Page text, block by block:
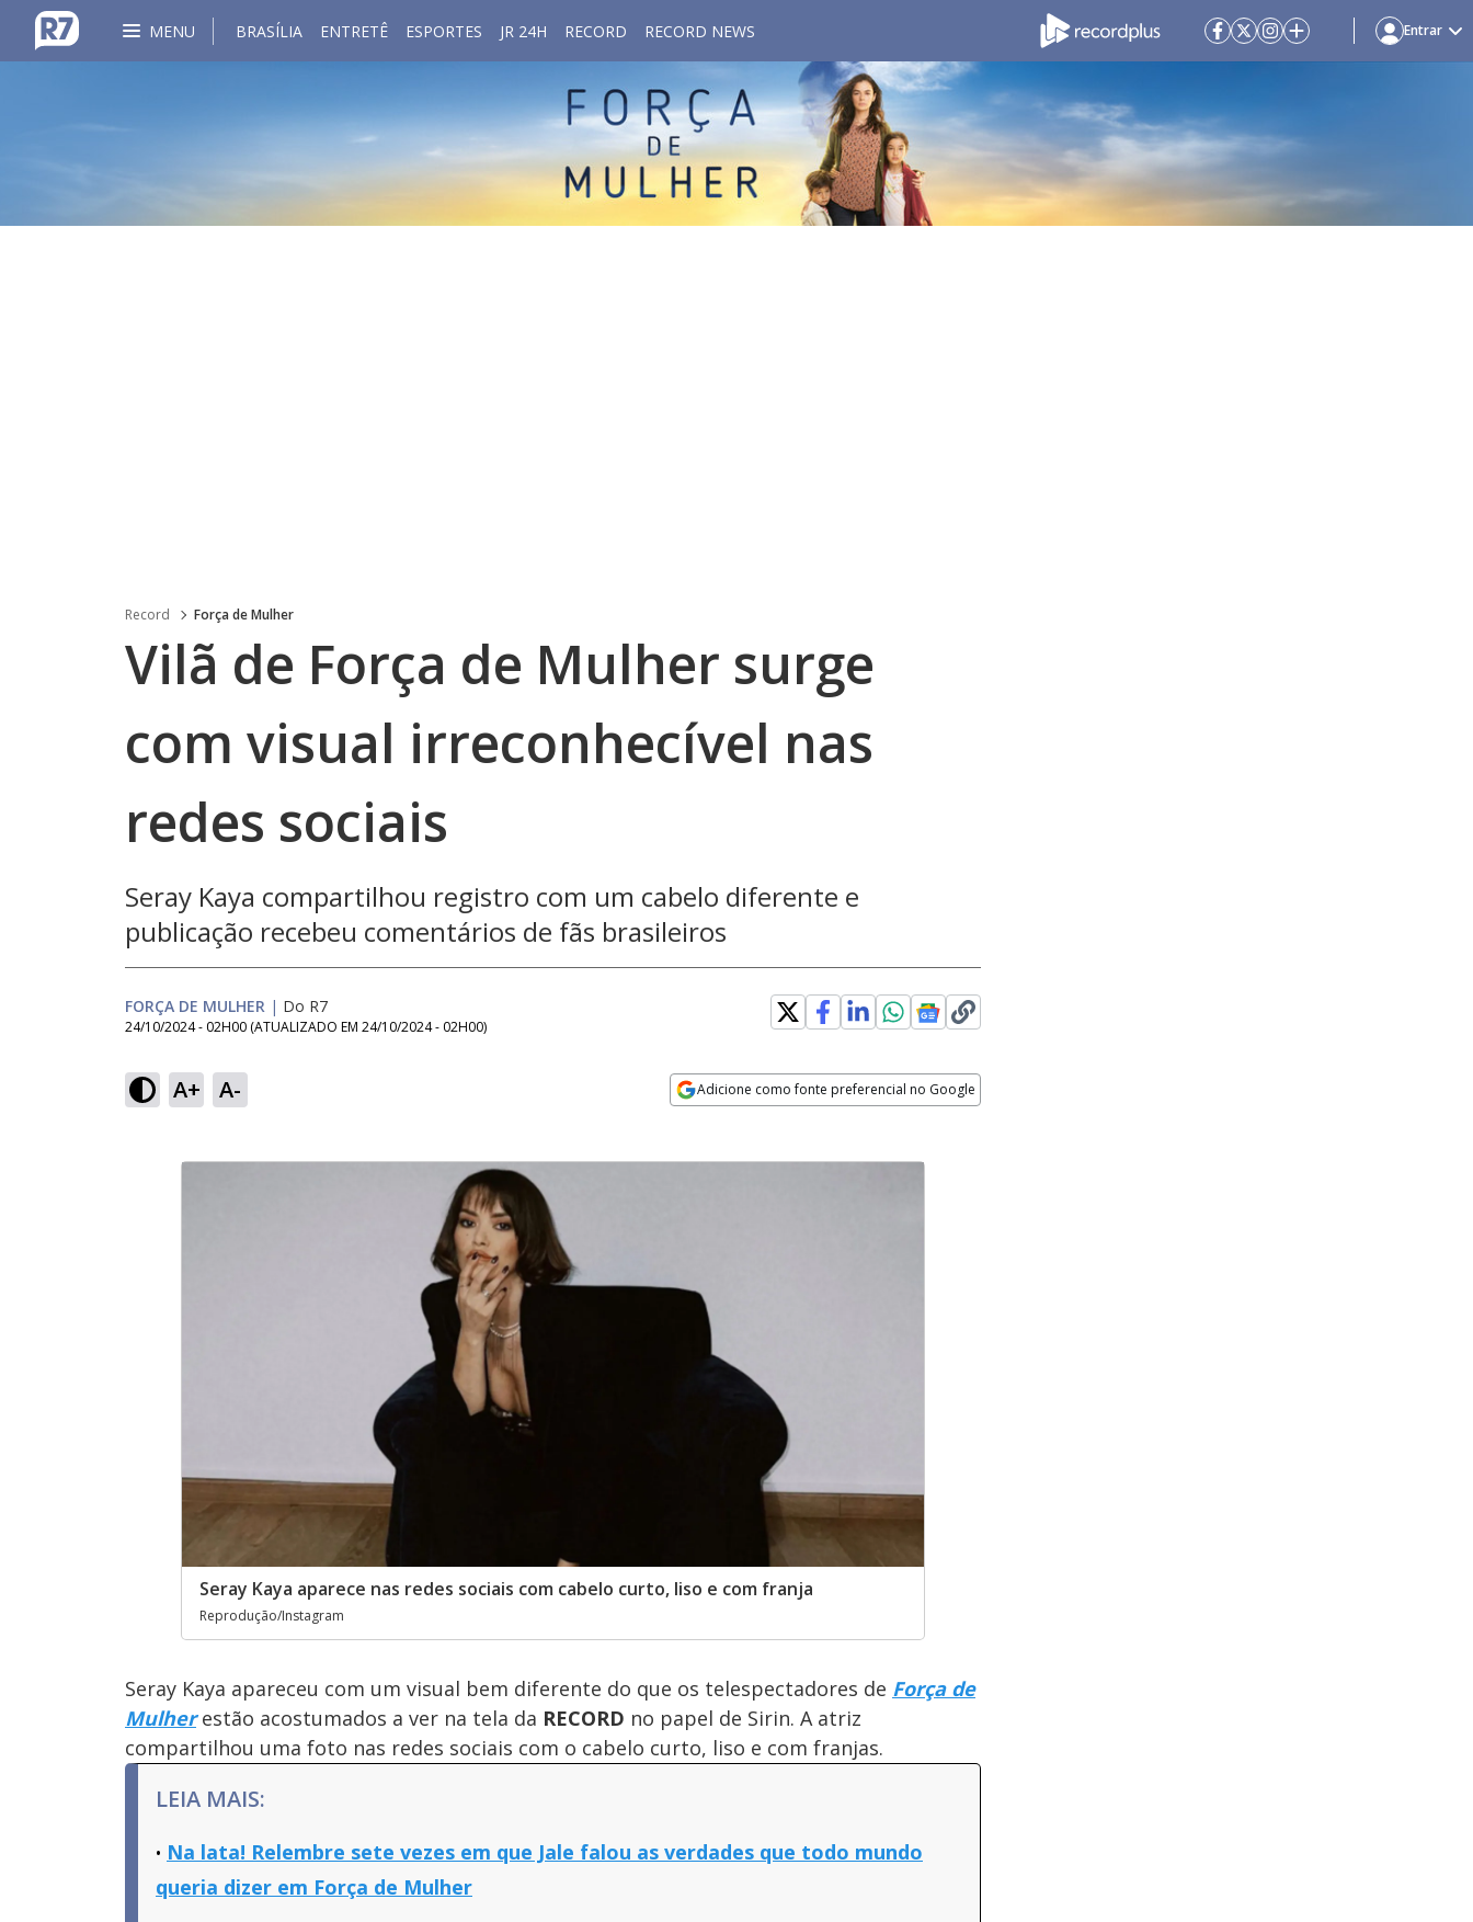
MENU BRASÍLIA ENTRETÊ ESPORTES JR 24H RECORD RECORD NEWS Entrar
Record Força de Mulher
Vilã de Força de Mulher surge
com visual irreconhecível nas
redes sociais
Seray Kaya compartilhou registro com um cabelo diferente e
publicação recebeu comentários de fãs brasileiros
FORÇA DE MULHER | Do R7
24/10/2024 - 02H00 (ATUALIZADO EM 24/10/2024 - 02H00)
A+ A- Adicione como fonte preferencial no Google
Seray Kaya aparece nas redes sociais com cabelo curto, liso e com franja
Reprodução/Instagram
Seray Kaya apareceu com um visual bem diferente do que os telespectadores de Força de
Mulherestão acostumados a ver na tela da RECORD no papel de Sirin. A atriz
compartilhou uma foto nas redes sociais com o cabelo curto, liso e com franjas.
LEIA MAIS:
Na lata! Relembre sete vezes em que Jale falou as verdades que todo mundo
queria dizer em Força de Mulher